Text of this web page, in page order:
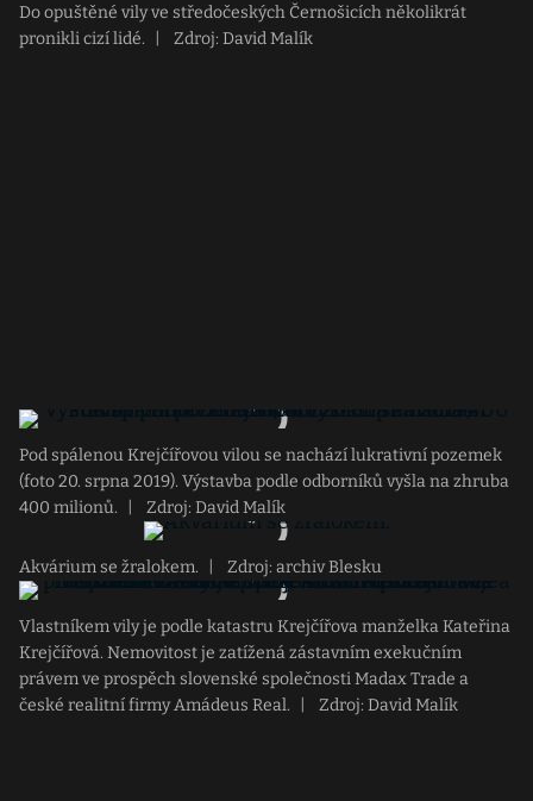
Do opuštěné vily ve středočeských Černošicích několikrát
pronikli cizí lidé.
Zdroj: David Malík
Pod spálenou Krejčířovou vilou se nachází lukrativní pozemek
(foto 20. srpna 2019). Výstavba podle odborníků vyšla na zhruba
400 milionů.
Zdroj: David Malík
Akvárium se žralokem. Zdroj: archiv Blesku
Vlastníkem vily je podle katastru Krejčířova manželka Kateřina
Krejčířová. Nemovitost je zatížená zástavním exekučním
právem ve prospěch slovenské společnosti Madax Trade a
české realitní firmy Amádeus Real.
Zdroj: David Malík